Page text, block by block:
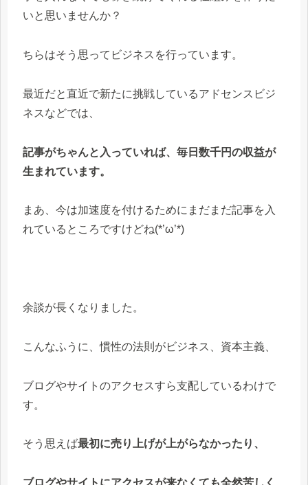
いと思いませんか？
ちらはそう思ってビジネスを行っています。
最近だと直近で新たに挑戦しているアドセンスビジ
ネスなどでは、
記事がちゃんと入っていれば、毎日数千円の収益が
生まれています。
まあ、今は加速度を付けるためにまだまだ記事を入
れているところですけどね(*’ω’*)
余談が長くなりました。
こんなふうに、慣性の法則がビジネス、資本主義、
ブログやサイトのアクセスすら支配しているわけで
す。
そう思えば最初に売り上げが上がらなかったり、